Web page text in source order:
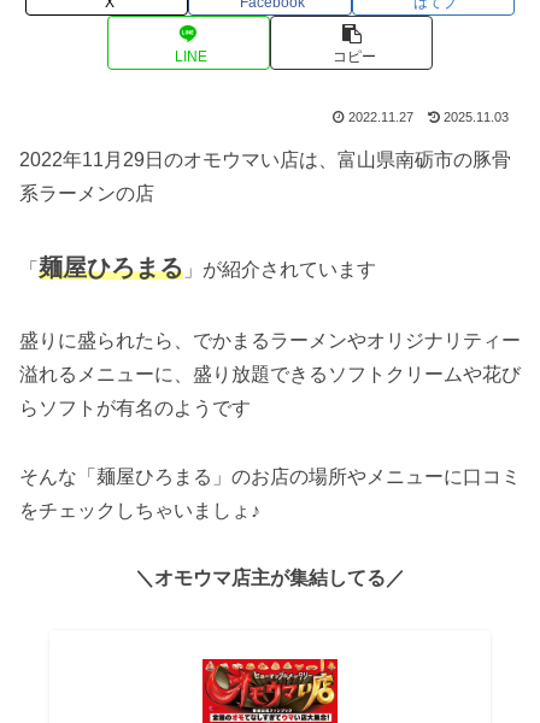
LINE コピー
2022.11.27 2025.11.03
2022年11月29日のオモウマい店は、富山県南砺市の豚骨
系ラーメンの店
「 麺屋ひろまる 」が紹介されています
盛りに盛られたら、でかまるラーメンやオリジナリティー
溢れるメニューに、盛り放題できるソフトクリームや花び
らソフトが有名のようです
そんな「麺屋ひろまる」のお店の場所やメニューに口コミ
をチェックしちゃいましょ♪
＼オモウマ店主が集結してる／